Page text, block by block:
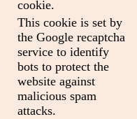
cookie.
This cookie is set by
the Google recaptcha
service to identify
bots to protect the
website against
malicious spam
attacks.